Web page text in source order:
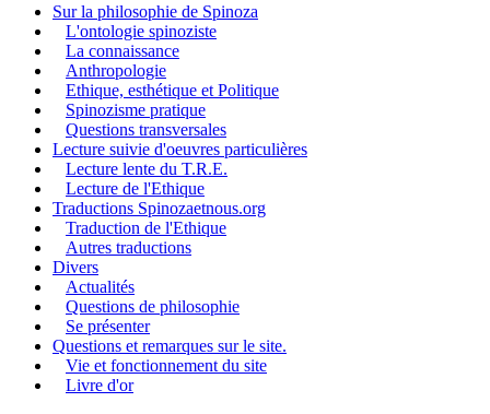
Sur la philosophie de Spinoza
L'ontologie spinoziste
La connaissance
Anthropologie
Ethique, esthétique et Politique
Spinozisme pratique
Questions transversales
Lecture suivie d'oeuvres particulières
Lecture lente du T.R.E.
Lecture de l'Ethique
Traductions Spinozaetnous.org
Traduction de l'Ethique
Autres traductions
Divers
Actualités
Questions de philosophie
Se présenter
Questions et remarques sur le site.
Vie et fonctionnement du site
Livre d'or